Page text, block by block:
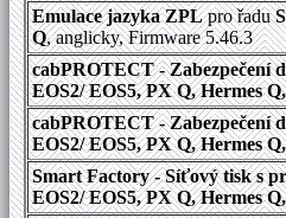
Emulace jazyka ZPLpro řadu
Q, anglicky, Firmware 5.46.3
cabPROTECT - Zabezpečení
EOS2/ EOS5, PX Q, Hermes
cabPROTECT - Zabezpečení
EOS2/ EOS5, PX Q, Hermes
Smart Factory - Síťový tisk s
EOS2/ EOS5, PX Q, Hermes